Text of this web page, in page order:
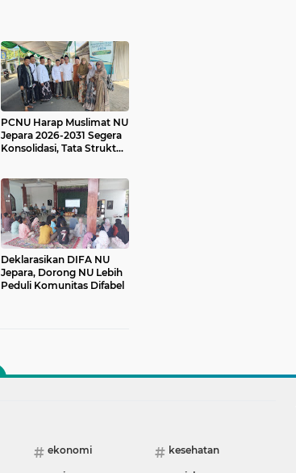
PCNU Harap Muslimat NU
Jepara 2026-2031 Segera
Konsolidasi, Tata Struktur
Deklarasikan DIFA NU
Jepara, Dorong NU Lebih
Peduli Komunitas Difabel
ekonomi kesehatan